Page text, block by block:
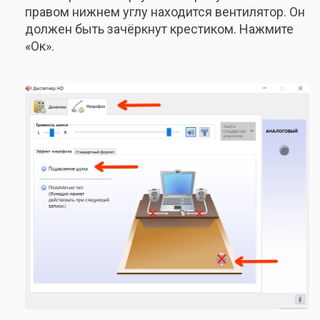
правом нижнем углу находится вентилятор. Он
должен быть зачёркнут крестиком. Нажмите
«Ок».